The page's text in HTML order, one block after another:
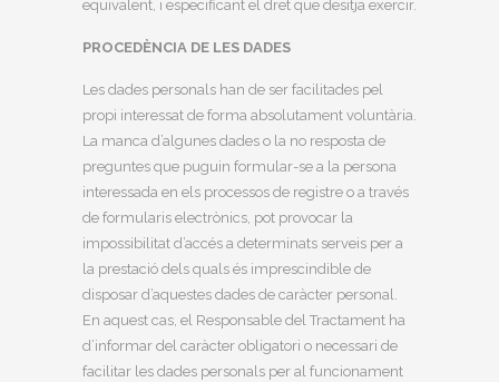
equivalent, i especificant el dret que desitja exercir.
PROCEDÈNCIA DE LES DADES
Les dades personals han de ser facilitades pel
propi interessat de forma absolutament voluntària.
La manca d’algunes dades o la no resposta de
preguntes que puguin formular-se a la persona
interessada en els processos de registre o a través
de formularis electrònics, pot provocar la
impossibilitat d’accés a determinats serveis per a
la prestació dels quals és imprescindible de
disposar d’aquestes dades de caràcter personal.
En aquest cas, el Responsable del Tractament ha
d’informar del caràcter obligatori o necessari de
facilitar les dades personals per al funcionament